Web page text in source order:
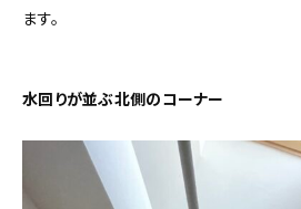
インテリア
ます。
水回りが並ぶ北側のコーナー